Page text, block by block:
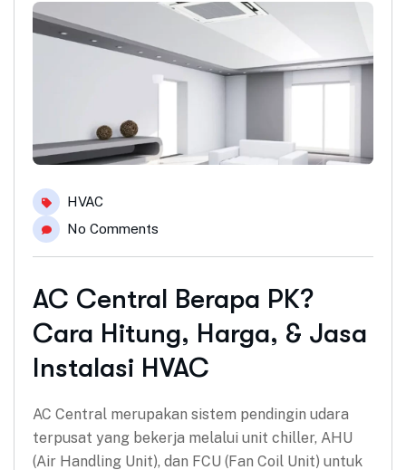
HVAC
No Comments
AC Central Berapa PK?
Cara Hitung, Harga, & Jasa
Instalasi HVAC
AC Central merupakan sistem pendingin udara
terpusat yang bekerja melalui unit chiller, AHU
(Air Handling Unit), dan FCU (Fan Coil Unit) untuk